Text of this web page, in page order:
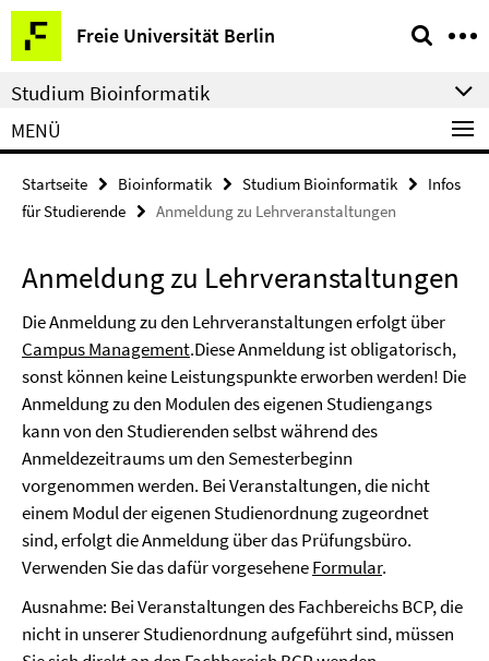
Springe
direkt
zu
Inhalt
Freie Universität Berlin
Service-
Navigation
Studium Bioinformatik
MENÜ
Startseite Bioinformatik Studium Bioinformatik
Infos
für Studierende
Anmeldung zu Lehrveranstaltungen
Anmeldung zu Lehrveranstaltungen
Die Anmeldung zu den Lehrveranstaltungen erfolgt über
Campus Management.Diese Anmeldung ist obligatorisch,
sonst können keine Leistungspunkte erworben werden! Die
Anmeldung zu den Modulen des eigenen Studiengangs
kann von den Studierenden selbst während des
Anmeldezeitraums um den Semesterbeginn
vorgenommen werden. Bei Veranstaltungen, die nicht
einem Modul der eigenen Studienordnung zugeordnet
sind, erfolgt die Anmeldung über das Prüfungsbüro.
Verwenden Sie das dafür vorgeseheneFormular.
Ausnahme: Bei Veranstaltungen des Fachbereichs BCP, die
nicht in unserer Studienordnung aufgeführt sind, müssen